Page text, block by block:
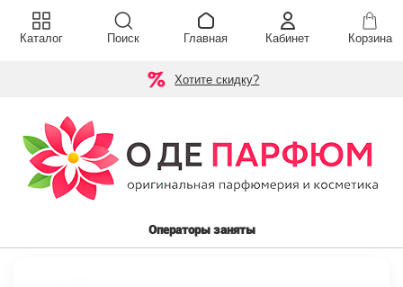
Хотите скидку?
Операторы заняты
Каталог Поиск Главная Кабинет Корзина